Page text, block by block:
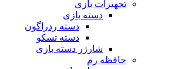
تجهیزات بازی
دسته بازی
دسته ردراگون
دسته تسکو
شارژر دسته بازی
حافظه رم